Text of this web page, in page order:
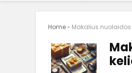
Home » Makalius